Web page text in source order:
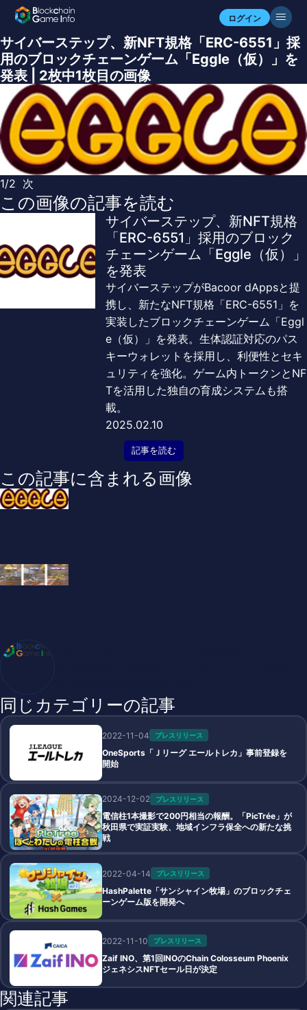
ログイン
サイバーステップ、新NFT規格「ERC-6551」採
用のブロックチェーンゲーム「Eggle（仮）」を
発表 | 2枚中1枚目の画像
1/2 次
この画像の記事を読む
サイバーステップ、新NFT規格
「ERC-6551」採用のブロック
チェーンゲーム「Eggle（仮）」
を発表
サイバーステップがBacoor dAppsと提
携し、新たなNFT規格「ERC-6551」を
実装したブロックチェーンゲーム「Eggl
e（仮）」を発表。生体認証対応のパス
キーウォレットを採用し、利便性とセキ
ュリティを強化。ゲーム内トークンとNF
Tを活用した独自の育成システムも搭
載。
2025.02.10
記事を読む
この記事に含まれる画像
同じカテゴリーの記事
2022-11-04 プレスリリース
OneSports「Ｊリーグ エールトレカ」事前登録を
開始
2024-12-02 プレスリリース
電信柱1本撮影で200円相当の報酬。「PicTrée」が
秋田県で実証実験、地域インフラ保全への新たな挑
戦
2022-04-14 プレスリリース
HashPalette「サンシャイン牧場」のブロックチェ
ーンゲーム版を開発へ
2022-11-10 プレスリリース
Zaif INO、第1回INOのChain Colosseum Phoenix
ジェネシスNFTセール日が決定
関連記事